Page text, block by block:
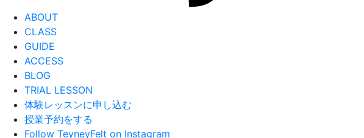
ABOUT
CLASS
GUIDE
ACCESS
BLOG
TRIAL LESSON
体験レッスンに申し込む
授業予約をする
Follow TeyneyFelt on Instagram